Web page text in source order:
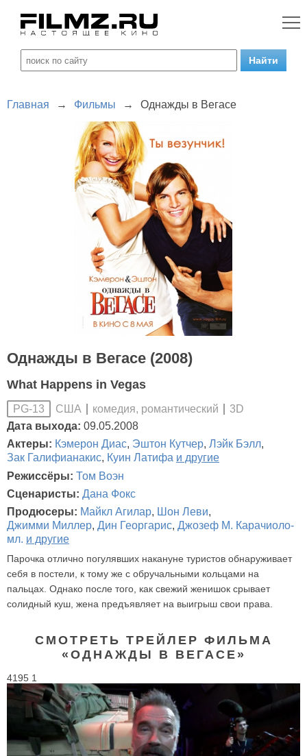
Главная → Фильмы → Однажды в Вегасе
Однажды в Вегасе (2008)
What Happens in Vegas
PG-13 США комедия, романтический
3D
Дата выхода: 09.05.2008
Актеры: Кэмерон Диас, Эштон Кутчер, Лэйк Бэлл,
Зак Галифианакис, Куин Латифа и другие
Режиссёры: Том Воэн
Сценаристы: Дана Фокс
Продюсеры: Майкл Агилар, Шон Леви,
Джимми Миллер, Дин Георгарис, Джозеф М. Карачиоло-
мл. и другие
Парочка отлично погулявших накануне туристов обнаруживает
себя в постели, к тому же с обручальными кольцами на
пальцах. Однако после того, как свежий женишок срывает
солидный куш, жена предъявляет на выигрыш свои права.
СМОТРЕТЬ ТРЕЙЛЕР ФИЛЬМА
«ОДНАЖДЫ В ВЕГАСЕ»
4195 1